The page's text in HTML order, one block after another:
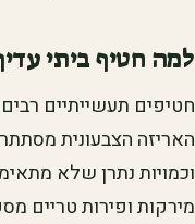
למה חטיף ביתי
חטיפים תעשייתיים
האריזה הצבעונית
וכמויות נתרן שלא
מירקות ופירות טריים